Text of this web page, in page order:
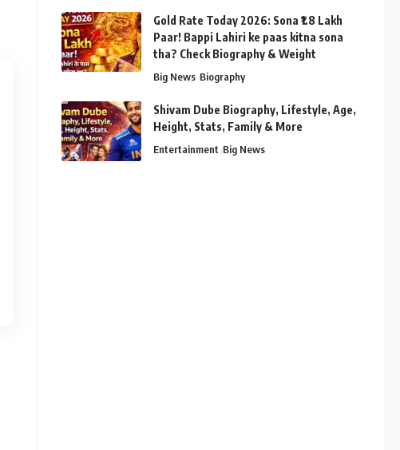
Gold Rate Today 2026: Sona ₹1.8 Lakh
Paar! Bappi Lahiri ke paas kitna sona
tha? Check Biography & Weight
Big News Biography
Shivam Dube Biography, Lifestyle, Age,
Height, Stats, Family & More
Entertainment Big News